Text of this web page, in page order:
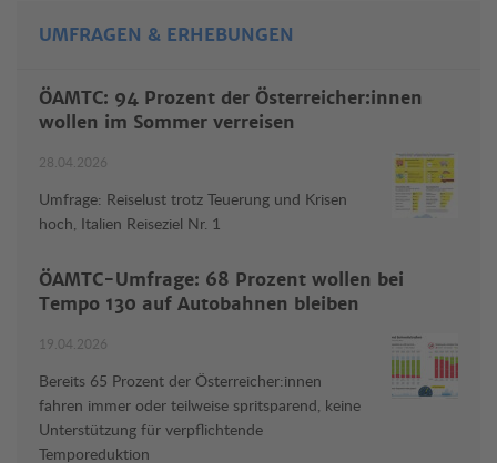
UMFRAGEN & ERHEBUNGEN
ÖAMTC: 94 Prozent der Österreicher:innen
wollen im Sommer verreisen
28.04.2026
Umfrage: Reiselust trotz Teuerung und Krisen
hoch, Italien Reiseziel Nr. 1
ÖAMTC-Umfrage: 68 Prozent wollen bei
Tempo 130 auf Autobahnen bleiben
19.04.2026
Bereits 65 Prozent der Österreicher:innen
fahren immer oder teilweise spritsparend, keine
Unterstützung für verpflichtende
Temporeduktion